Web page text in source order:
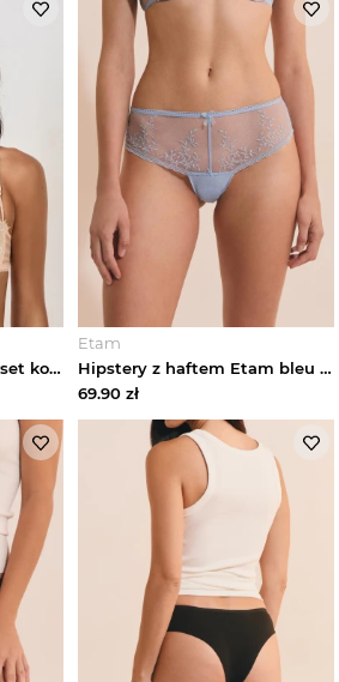
Biustonosz nr 9 - Półgorset koronkowy Etam Blush
Etam
Hipstery z haftem Etam bleu ciel
69.90 zł